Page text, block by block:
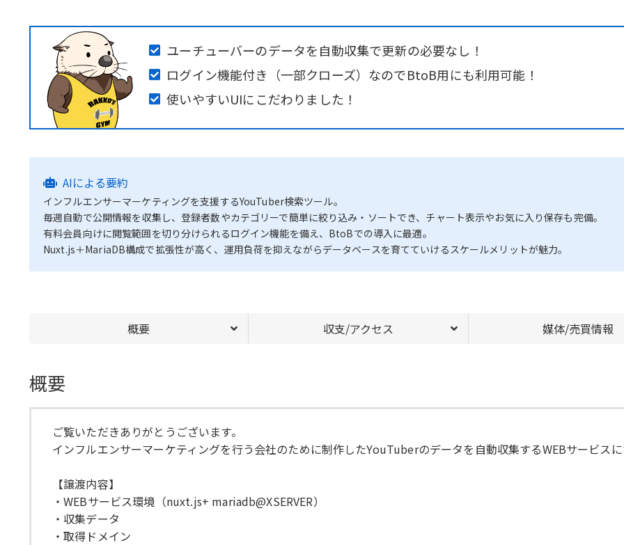
ユーチューバーのデータを自動収集で更新の必要なし！
ログイン機能付き（一部クローズ）なのでBtoB用にも利用可能！
使いやすいUIにこだわりました！
AIによる要約
インフルエンサーマーケティングを支援するYouTuber検索ツール。
毎週自動で公開情報を収集し、登録者数やカテゴリーで簡単に絞り込み・ソートでき、チャート表示やお気に入り保存も完備。
有料会員向けに閲覧範囲を切り分けられるログイン機能を備え、BtoBでの導入に最適。
Nuxt.js＋MariaDB構成で拡張性が高く、運用負荷を抑えながらデータベースを育てていけるスケールメリットが魅力。
概要 収支/アクセス 媒体/売買情報
概要
ご覧いただきありがとうございます。
インフルエンサーマーケティングを行う会社のために制作したYouTuberのデータを自動収集するWEBサービス
【譲渡内容】
・WEBサービス環境（nuxt.js+ mariadb@XSERVER）
・収集データ
・取得ドメイン